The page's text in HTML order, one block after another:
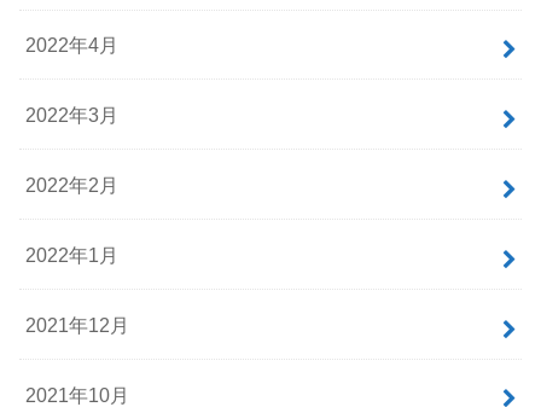
2022年4月
2022年3月
2022年2月
2022年1月
2021年12月
2021年10月